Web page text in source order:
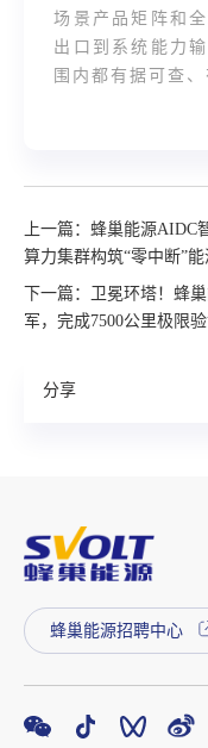
场景产品矩阵和
出口到系统能力
围内都有据可查、
上一篇：蜂巢能源
算力集群构筑“零中断”
下一篇：卫冕环塔！蜂
军，完成7500公里极限
分享
蜂巢能源招聘中心